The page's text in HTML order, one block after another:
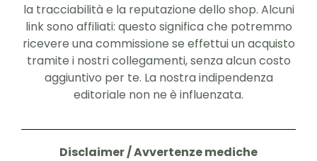
la tracciabilità e la reputazione dello shop. Alcuni
link sono affiliati: questo significa che potremmo
ricevere una commissione se effettui un acquisto
tramite i nostri collegamenti, senza alcun costo
aggiuntivo per te. La nostra indipendenza
editoriale non ne è influenzata.
Disclaimer / Avvertenze mediche